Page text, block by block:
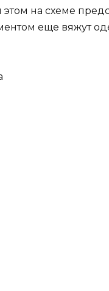
на схеме
еще вяжут